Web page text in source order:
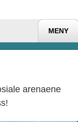
MENY
arenaene